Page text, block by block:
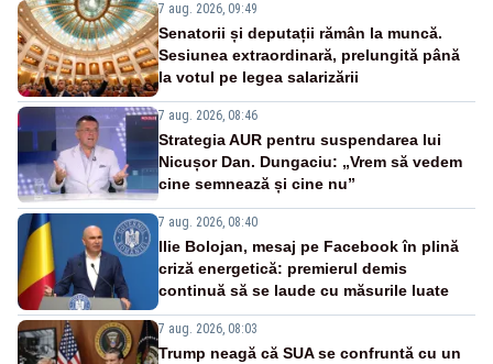
7 aug. 2026, 09:49
Senatorii și deputații rămân la muncă.
Sesiunea extraordinară, prelungită până
la votul pe legea salarizării
7 aug. 2026, 08:46
Strategia AUR pentru suspendarea lui
Nicușor Dan. Dungaciu: „Vrem să vedem
cine semnează și cine nu”
7 aug. 2026, 08:40
Ilie Bolojan, mesaj pe Facebook în plină
criză energetică: premierul demis
continuă să se laude cu măsurile luate
7 aug. 2026, 08:03
Trump neagă că SUA se confruntă cu un